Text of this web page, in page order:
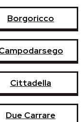
Borgoricco
Cittadella
Due Carrare